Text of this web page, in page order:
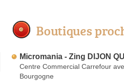
Boutiques
Micromania - Zing DIJON
Centre Commercial Carrefour
Bourgogne